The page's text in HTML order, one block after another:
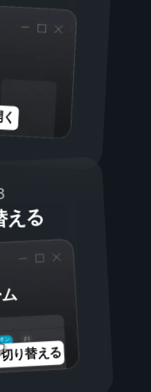
る
ン
り替える